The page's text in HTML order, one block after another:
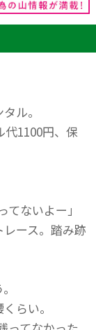
ル。
1100円、保
ないよー」
ース。踏み跡
らい。